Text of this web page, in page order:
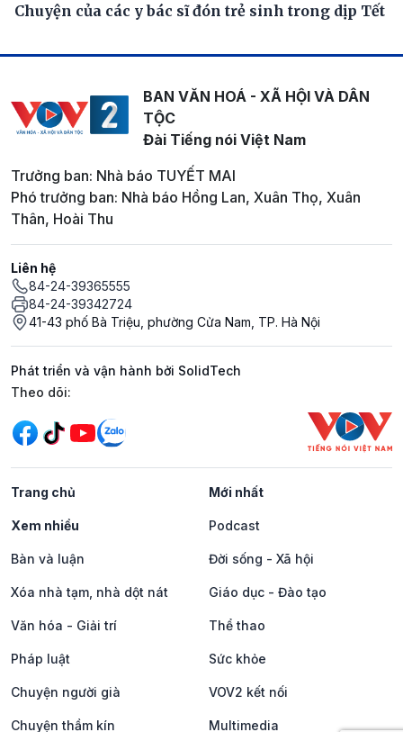
Chuyện của các y bác sĩ đón trẻ sinh trong dịp Tết
BAN VĂN HOÁ - XÃ HỘI VÀ DÂN
TỘC
Đài Tiếng nói Việt Nam
Trưởng ban: Nhà báo TUYẾT MAI
Phó trưởng ban: Nhà báo Hồng Lan, Xuân Thọ, Xuân
Thân, Hoài Thu
Liên hệ
84-24-39365555
84-24-39342724
41-43 phố Bà Triệu, phường Cửa Nam, TP. Hà Nội
Phát triển và vận hành bởi SolidTech
Mạng xã hội
Theo dõi:
Trang chủ Mới nhất
Xem nhiều Podcast
Bàn và luận Đời sống - Xã hội
Xóa nhà tạm, nhà dột nát Giáo dục - Đào tạo
Văn hóa - Giải trí Thể thao
Pháp luật Sức khỏe
Chuyện người già VOV2 kết nối
Chuyện thầm kín Multimedia